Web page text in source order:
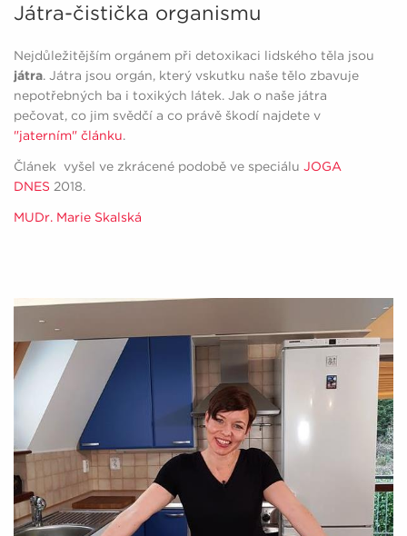
Játra-čistička organismu
Nejdůležitějším orgánem při detoxikaci lidského těla jsou
játra. Játra jsou orgán, který vskutku naše tělo zbavuje
nepotřebných ba i toxikých látek. Jak o naše játra
pečovat, co jim svědčí a co právě škodí najdete v
"jaterním" článku.
Článek vyšel ve zkrácené podobě ve speciálu JOGA
DNES 2018.
MUDr. Marie Skalská